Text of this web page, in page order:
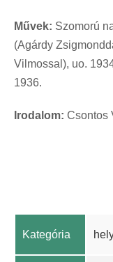
Művek: Szomorú
(Agárdy
Vilmossal), uo.
1936.
Irodalom: Csontos
Kategória